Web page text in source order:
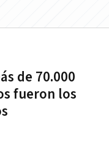
de 70.000
fueron los